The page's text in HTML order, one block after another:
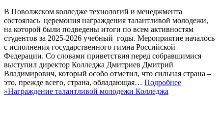
В Поволжском колледже технологий и менеджмента
состоялась церемония награждения талантливой молодежи,
на которой были подведены итоги по всем активностям
студентов за 2025-2026 учебный годы. Мероприятие началось
с исполнения государственного гимна Российской
Федерации. Со словами приветствия перед собравшимися
выступил директор Колледжа Дмитриев Дмитрий
Владимирович, который особо отметил, что сильная страна –
это, прежде всего, страна, обладающая… Подробнее
»Награждение талантливой молодежи Колледжа